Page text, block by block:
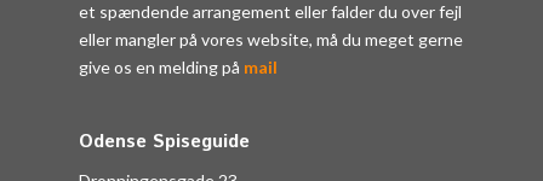
et spændende arrangement eller falder du over fejl
eller mangler på vores website, må du meget gerne
give os en melding på mail
Odense Spiseguide